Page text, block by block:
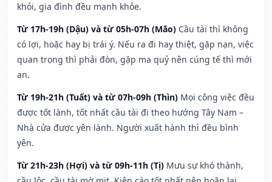
khỏi, gia đình đều mạnh khỏe.
Từ 17h-19h (Dậu) và từ 05h-07h (Mão) Cầu tài thì không
có lợi, hoặc hay bị trái ý. Nếu ra đi hay thiệt, gặp nạn, việc
quan trọng thì phải đòn, gặp ma quỷ nên cúng tế thì mới
an.
Từ 19h-21h (Tuất) và từ 07h-09h (Thìn) Mọi công việc đều
được tốt lành, tốt nhất cầu tài đi theo hướng Tây Nam –
Nhà cửa được yên lành. Người xuất hành thì đều bình
yên.
Từ 21h-23h (Hợi) và từ 09h-11h (Tị) Mưu sự khó thành,